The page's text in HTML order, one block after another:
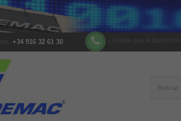
+34 916 32 61 30